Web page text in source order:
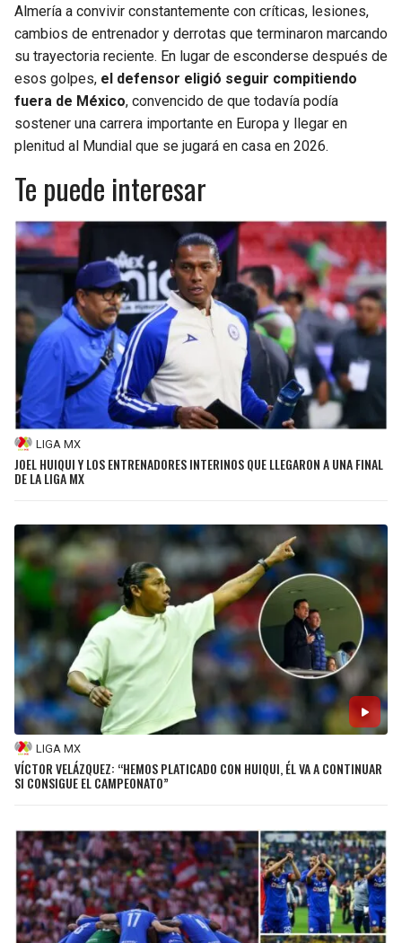
Almería a convivir constantemente con críticas, lesiones,
cambios de entrenador y derrotas que terminaron marcando
su trayectoria reciente. En lugar de esconderse después de
esos golpes, el defensor eligió seguir compitiendo
fuera de México, convencido de que todavía podía
sostener una carrera importante en Europa y llegar en
plenitud al Mundial que se jugará en casa en 2026.
Te puede interesar
LIGA MX
JOEL HUIQUI Y LOS ENTRENADORES INTERINOS QUE LLEGARON A UNA FINAL
DE LA LIGA MX
LIGA MX
VÍCTOR VELÁZQUEZ: “HEMOS PLATICADO CON HUIQUI, ÉL VA A CONTINUAR
SI CONSIGUE EL CAMPEONATO”